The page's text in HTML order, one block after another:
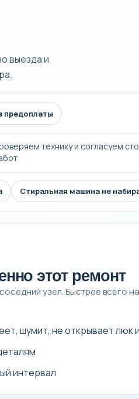
выезда и
предоплаты
технику и согласуем
Стиральная машина не
этот ремонт
узел. Быстрее всего
шумит, не открывает люк
интервал